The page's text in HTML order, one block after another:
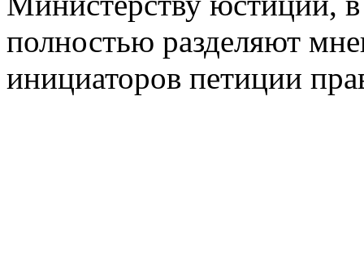
полностью разделяют
инициаторов петиции